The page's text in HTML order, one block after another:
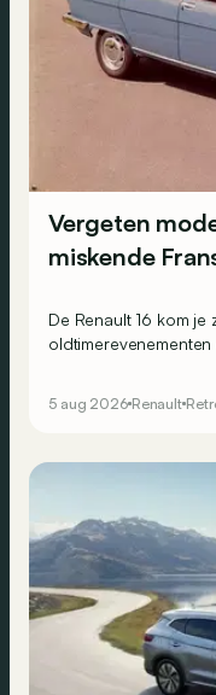
Vergeten
miskende
De Renault 16 kom
aanbod.
5 aug 2026 Renault